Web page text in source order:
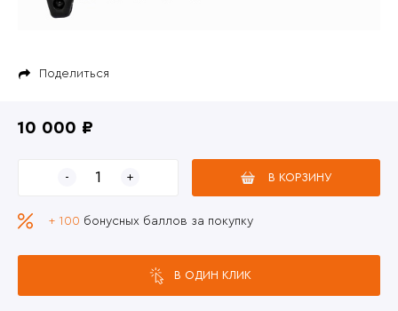
Поделиться
10 000 ₽
В КОРЗИНУ
+ 100 бонусных баллов за покупку
В ОДИН КЛИК